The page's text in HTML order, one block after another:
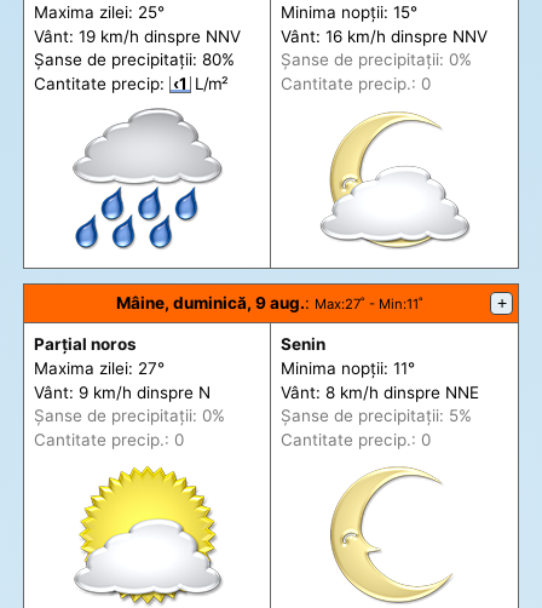
Maxima zilei: 25°
Vânt: 19 km/h dinspre NNV
Șanse de precipitații: 80%
Cantitate precip: ‹1 L/m²
Minima nopții: 15°
Vânt: 16 km/h dinspre NNV
Șanse de precipitații: 0%
Cantitate precip.: 0
Mâine, duminică, 9 aug.: Max:27˚ - Min:11˚ +
Parțial noros
Maxima zilei: 27°
Vânt: 9 km/h dinspre N
Șanse de precipitații: 0%
Cantitate precip.: 0
Senin
Minima nopții: 11°
Vânt: 8 km/h dinspre NNE
Șanse de precipitații: 5%
Cantitate precip.: 0